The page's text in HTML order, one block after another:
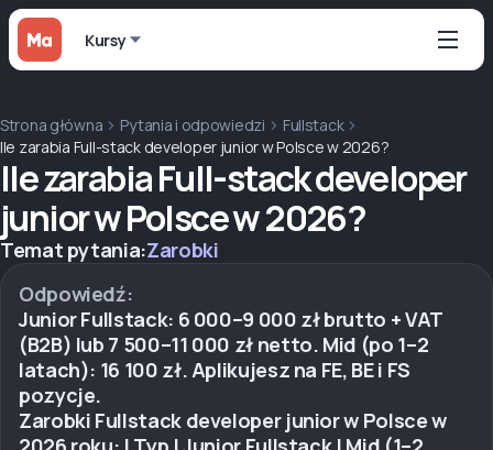
Kursy
Strona główna Pytania i odpowiedzi
Fullstack
Ile zarabia Full-stack developer junior w Polsce w 2026?
Ile zarabia Full-stack developer
junior w Polsce w 2026?
Temat pytania:Zarobki
Odpowiedź:
Junior Fullstack: 6 000–9 000 zł brutto + VAT
(B2B) lub 7 500–11 000 zł netto. Mid (po 1–2
latach): 16 100 zł. Aplikujesz na FE, BE i FS
pozycje.
Zarobki Fullstack developer junior w Polsce w